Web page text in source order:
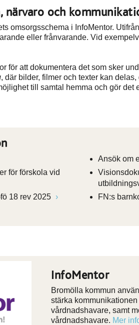
närvaro och
omsorgsschema i InfoMentor.
eller frånvarande. Vid
för att dokumentera det som sker
, där bilder, filmer och texter kan
till samtal hemma och gör det
Ansök om
för förskola vid
18 rev 2025
FN:s
InfoMentor
Bromölla kommun
stärka
vårdnadshavare, samt
vårdnadshavare. Mer